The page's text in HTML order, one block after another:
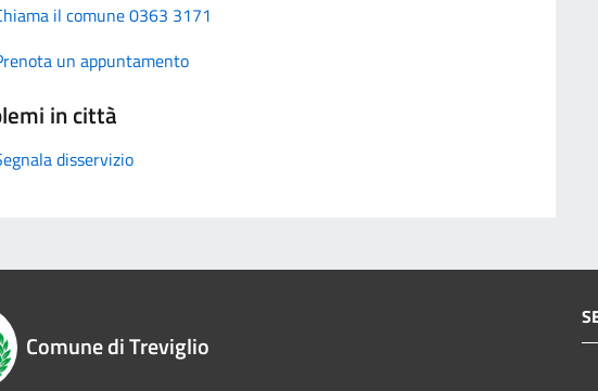
il comune 0363 3171
un appuntamento
in città
disservizio
Comune di Treviglio